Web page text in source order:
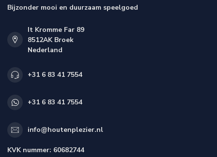
Bijzonder mooi en duurzaam speelgoed
It Kromme Far 89
8512AK Broek
Nederland
+31 6 83 41 7554
+31 6 83 41 7554
info@houtenplezier.nl
KVK nummer: 60682744